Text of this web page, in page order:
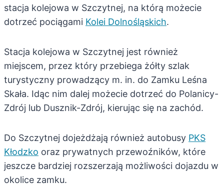
stacja kolejowa w Szczytnej, na którą możecie
dotrzeć pociągami Kolei Dolnośląskich.
Stacja kolejowa w Szczytnej jest również
miejscem, przez który przebiega żółty szlak
turystyczny prowadzący m. in. do Zamku Leśna
Skała. Idąc nim dalej możecie dotrzeć do Polanicy-
Zdrój lub Dusznik-Zdrój, kierując się na zachód.
Do Szczytnej dojeżdżają również autobusy PKS
Kłodzko oraz prywatnych przewoźników, które
jeszcze bardziej rozszerzają możliwości dojazdu w
okolice zamku.